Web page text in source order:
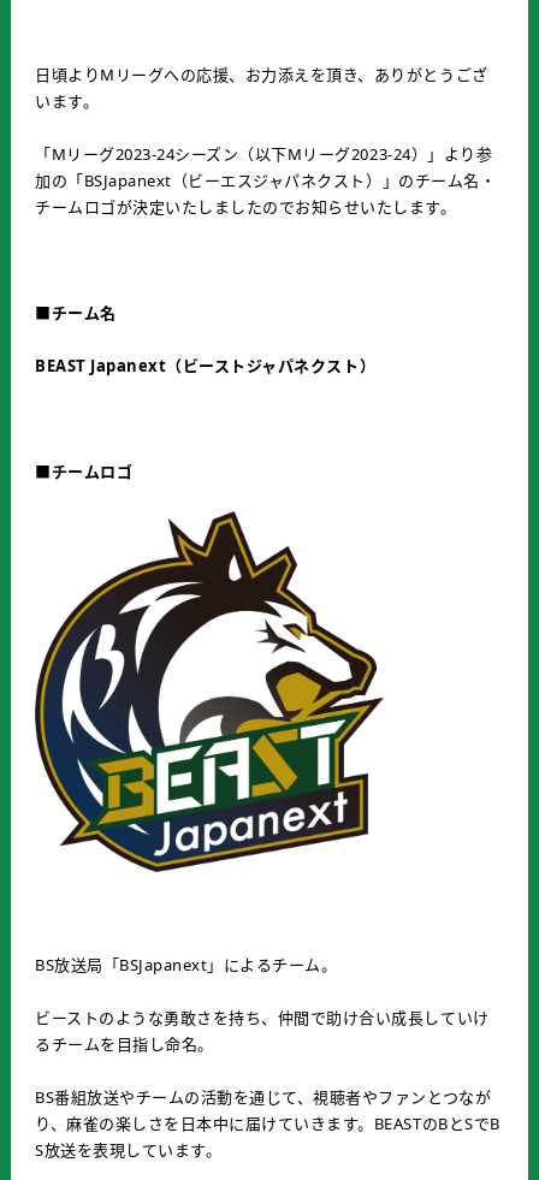
日頃よりMリーグへの応援、お力添えを頂き、ありがとうござ
います。
「Mリーグ2023-24シーズン（以下Mリーグ2023-24）」より参
加の「BSJapanext（ビーエスジャパネクスト）」のチーム名・
チームロゴが決定いたしましたのでお知らせいたします。
■チーム名
BEAST Japanext（ビーストジャパネクスト）
■チームロゴ
BS放送局「BSJapanext」によるチーム。
ビーストのような勇敢さを持ち、仲間で助け合い成長していけ
るチームを目指し命名。
BS番組放送やチームの活動を通じて、視聴者やファンとつなが
り、麻雀の楽しさを日本中に届けていきます。BEASTのBとSでB
S放送を表現しています。